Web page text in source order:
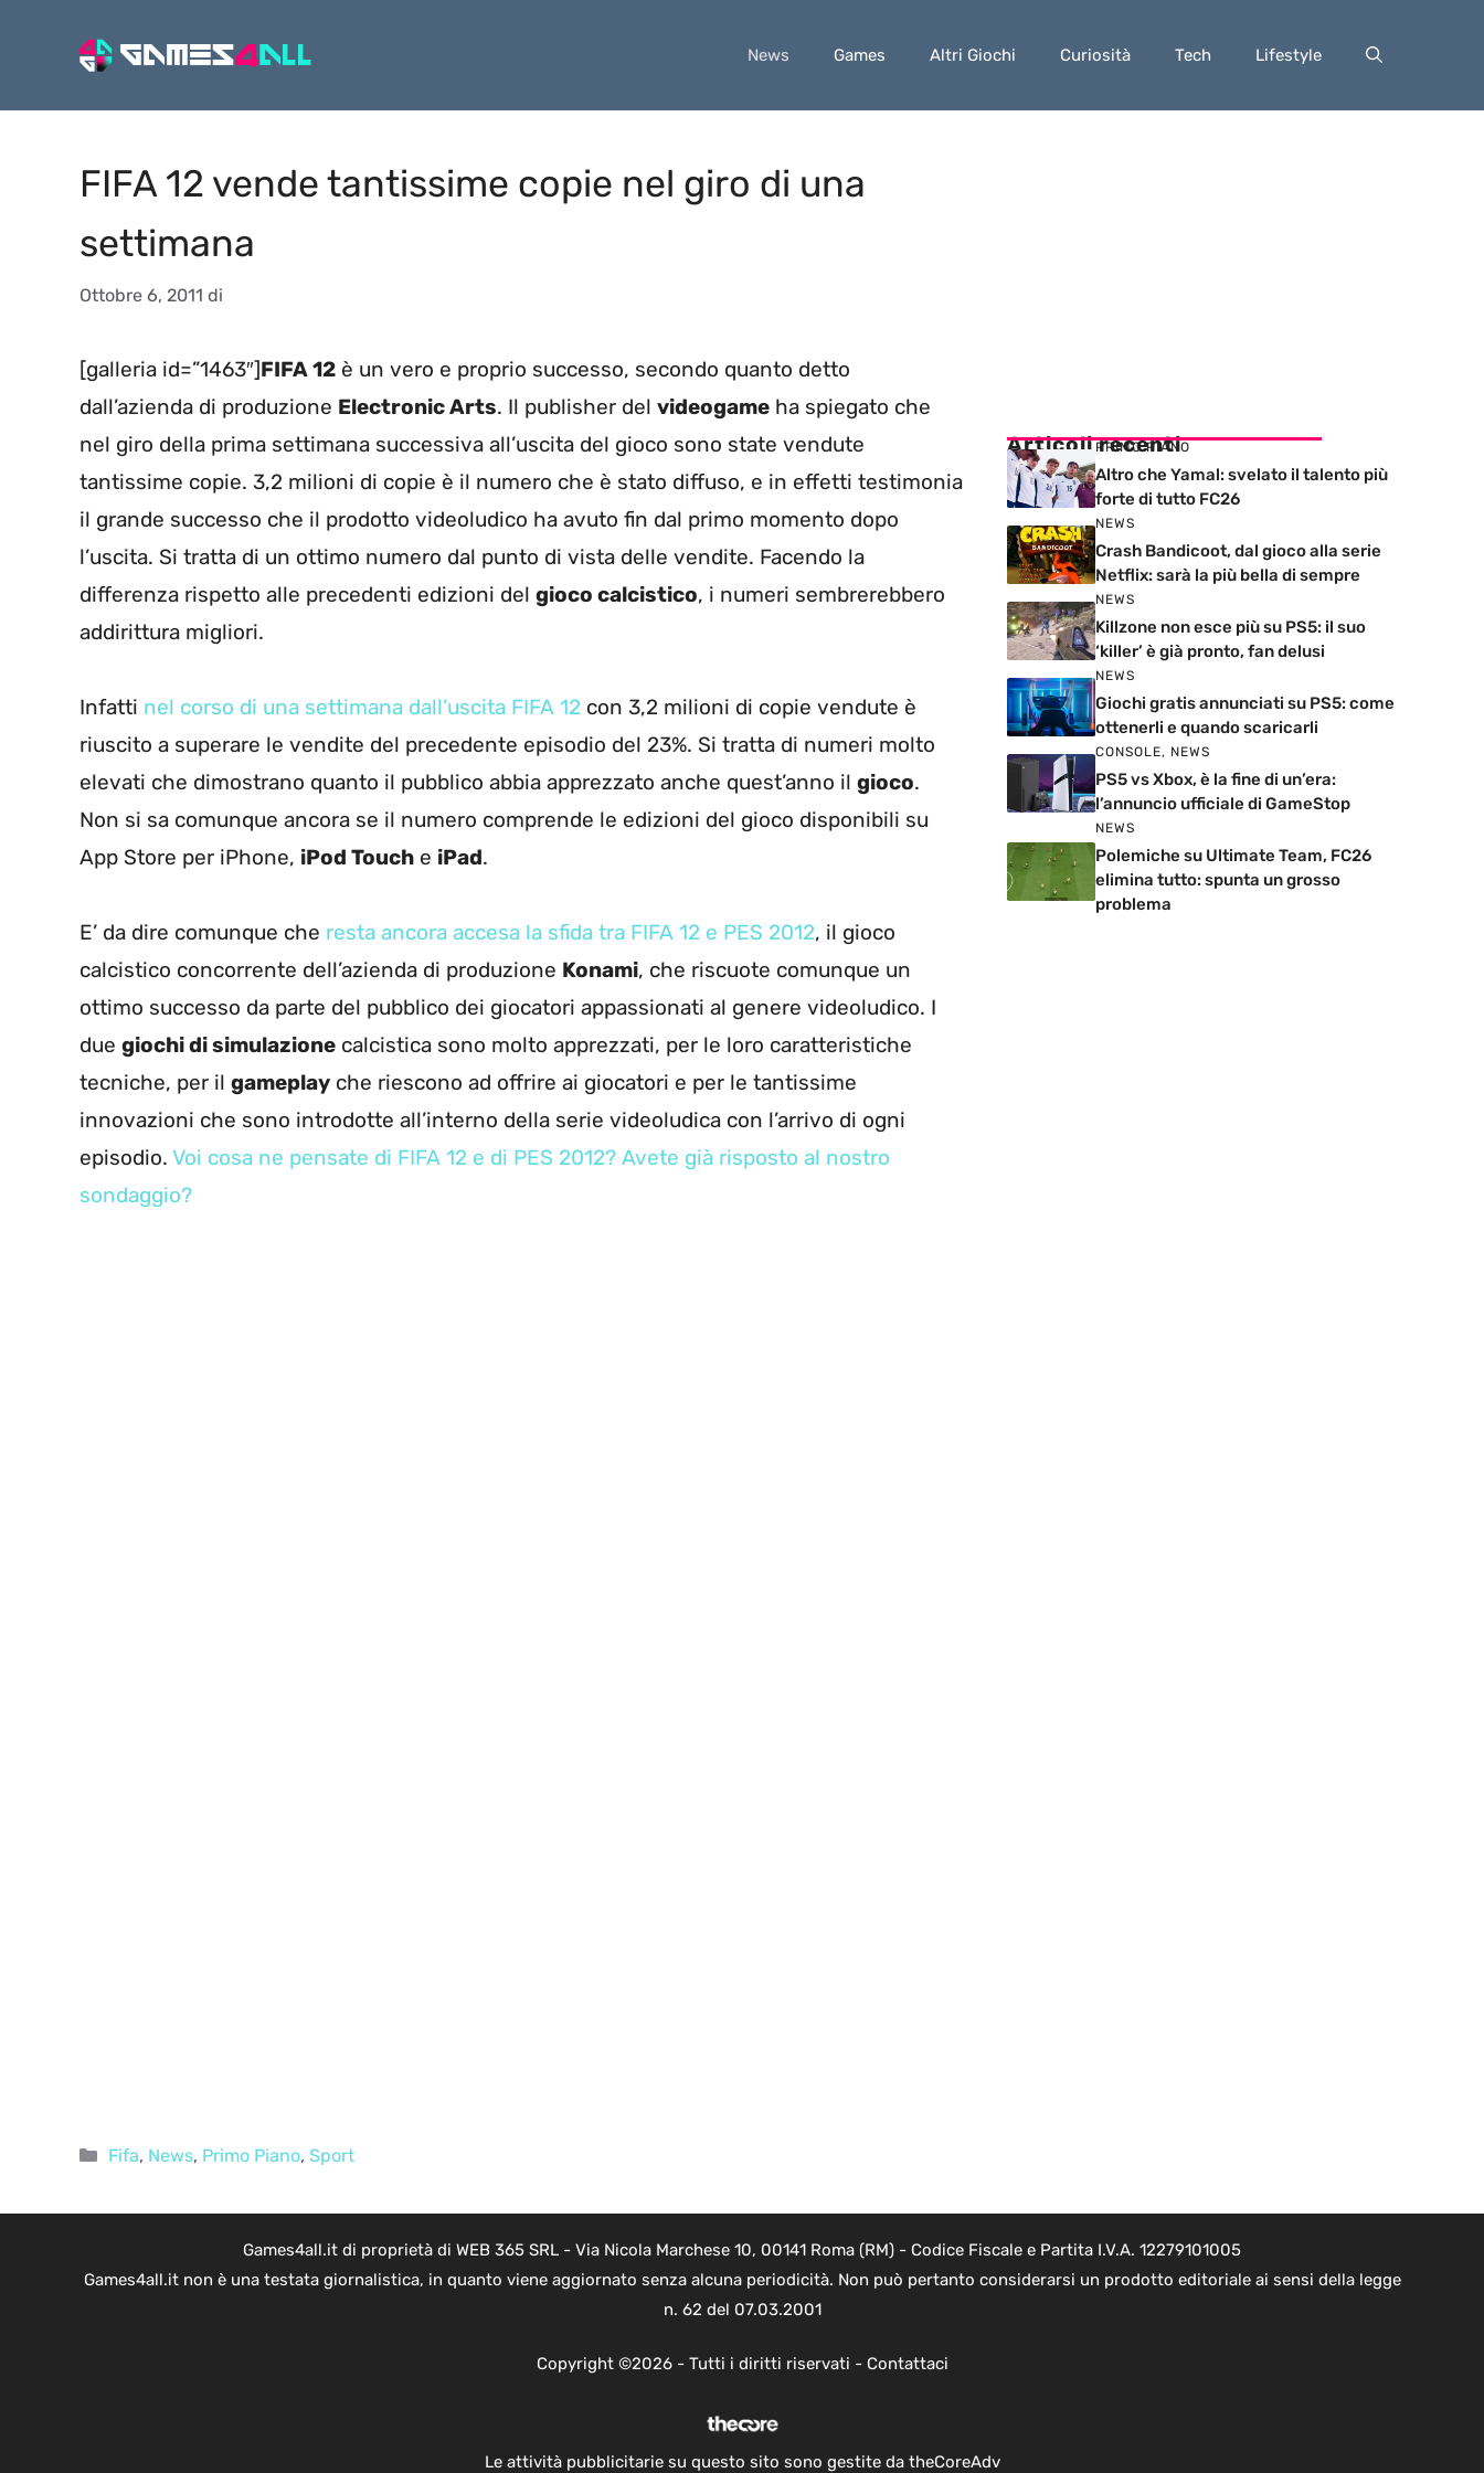
News Games Altri Giochi Curiosità Tech Lifestyle
FIFA 12 vende tantissime copie nel giro di una
settimana
Ottobre 6, 2011 di
[galleria id=”1463″]FIFA 12 è un vero e proprio successo, secondo quanto detto
dall’azienda di produzione Electronic Arts. Il publisher del videogame ha spiegato che
nel giro della prima settimana successiva all’uscita del gioco sono state vendute
tantissime copie. 3,2 milioni di copie è il numero che è stato diffuso, e in effetti testimonia
il grande successo che il prodotto videoludico ha avuto fin dal primo momento dopo
l’uscita. Si tratta di un ottimo numero dal punto di vista delle vendite. Facendo la
differenza rispetto alle precedenti edizioni del gioco calcistico, i numeri sembrerebbero
addirittura migliori.
Infatti nel corso di una settimana dall’uscita FIFA 12 con 3,2 milioni di copie vendute è
riuscito a superare le vendite del precedente episodio del 23%. Si tratta di numeri molto
elevati che dimostrano quanto il pubblico abbia apprezzato anche quest’anno il gioco.
Non si sa comunque ancora se il numero comprende le edizioni del gioco disponibili su
App Store per iPhone, iPod Touch e iPad.
E’ da dire comunque che resta ancora accesa la sfida tra FIFA 12 e PES 2012, il gioco
calcistico concorrente dell’azienda di produzione Konami, che riscuote comunque un
ottimo successo da parte del pubblico dei giocatori appassionati al genere videoludico. I
due giochi di simulazione calcistica sono molto apprezzati, per le loro caratteristiche
tecniche, per il gameplay che riescono ad offrire ai giocatori e per le tantissime
innovazioni che sono introdotte all’interno della serie videoludica con l’arrivo di ogni
episodio. Voi cosa ne pensate di FIFA 12 e di PES 2012? Avete già risposto al nostro
sondaggio?
Categorie
Fifa, News, Primo Piano, Sport
Articoli recenti
PRIMO PIANO
Altro che Yamal: svelato il talento più
forte di tutto FC26
NEWS
Crash Bandicoot, dal gioco alla serie
Netflix: sarà la più bella di sempre
NEWS
Killzone non esce più su PS5: il suo
‘killer’ è già pronto, fan delusi
NEWS
Giochi gratis annunciati su PS5: come
ottenerli e quando scaricarli
CONSOLE, NEWS
PS5 vs Xbox, è la fine di un’era:
l’annuncio ufficiale di GameStop
NEWS
Polemiche su Ultimate Team, FC26
elimina tutto: spunta un grosso
problema
Games4all.it di proprietà di WEB 365 SRL - Via Nicola Marchese 10, 00141 Roma (RM) - Codice Fiscale e Partita I.V.A. 12279101005
Games4all.it non è una testata giornalistica, in quanto viene aggiornato senza alcuna periodicità. Non può pertanto considerarsi un prodotto editoriale ai sensi della legge
n. 62 del 07.03.2001
Copyright ©2026 - Tutti i diritti riservati - Contattaci
Le attività pubblicitarie su questo sito sono gestite da theCoreAdv